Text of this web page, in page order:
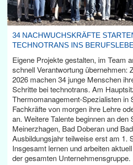
34 NACHWUCHSKRÄFTE
TECHNOTRANS INS
Eigene Projekte gestalten, im Team
schnell Verantwortung übernehmen:
2026 machen 34 junge Menschen
Schritte bei technotrans. Am
Thermomanagement-Spezialisten in
Fachkräfte von morgen ihre Lehre
an. Weitere Talente beginnen an den
Meinerzhagen, Bad Doberan und
Ausbildungsjahr teilweise erst am 1.
Insgesamt lernen und arbeiten
der gesamten Unternehmensgruppe.